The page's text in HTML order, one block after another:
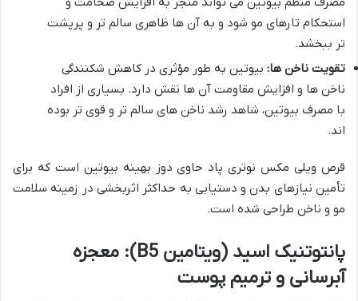
استحکام تارهای مو شود و به آن ها ظاهری سالم تر و پرپشت
تر ببخشد.
تقویت ناخن ها: بیوتین به طور مؤثری در کاهش شکنندگی
ناخن ها و افزایش مقاومت آن ها نقش دارد. بسیاری از افراد
با مصرف بیوتین، شاهد رشد ناخن های سالم تر و قوی تر بوده
اند.
قرص ویلی مکس نوتری پاد حاوی دوز بهینه بیوتین است که برای
تأمین نیازهای بدن و دستیابی به حداکثر اثربخشی در زمینه سلامت
مو و ناخن طراحی شده است.
پانتوتنیک اسید (ویتامین B5): معجزه
آبرسانی و ترمیم پوست